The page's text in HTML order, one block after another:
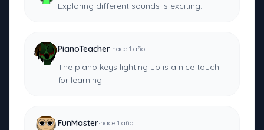
Exploring different sounds is exciting.
PianoTeacher·hace 1 año
The piano keys lighting up is a nice touch
for learning.
FunMaster·hace 1 año